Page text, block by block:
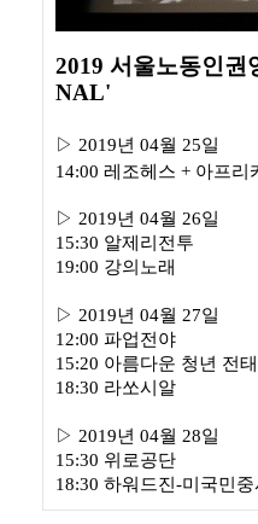
2019 서울노동인
NAL'
▷ 2019년 04월 25일
14:00 레조헤스 + 아프리
▷ 2019년 04월 26일
15:30 알제리전투
19:00 강의노래
▷ 2019년 04월 27일
12:00 파업전야
15:20 아름다운 청년 전
18:30 라쏘시알
▷ 2019년 04월 28일
15:30 위로공단
18:30 하워드진-미국민중